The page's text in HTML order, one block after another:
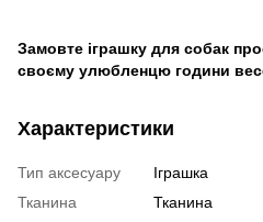
Замовте іграшку для собак
своєму улюбленцю години
Характеристики
Тип аксесуару
Іграшка
Тканина
Тканина